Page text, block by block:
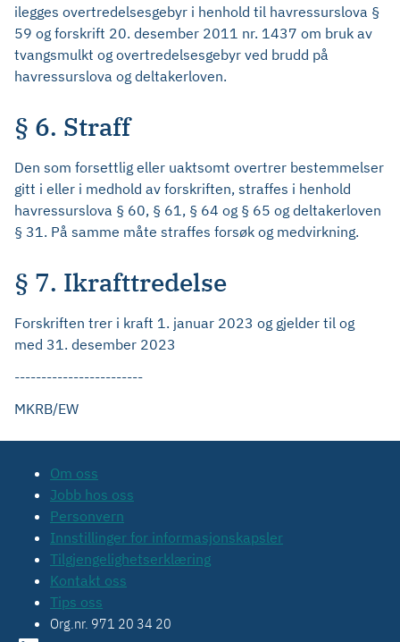
ilegges overtredelsesgebyr i henhold til havressurslova §
59 og forskrift 20. desember 2011 nr. 1437 om bruk av
tvangsmulkt og overtredelsesgebyr ved brudd på
havressurslova og deltakerloven.
§ 6. Straff
Den som forsettlig eller uaktsomt overtrer bestemmelser
gitt i eller i medhold av forskriften, straffes i henhold
havressurslova § 60, § 61, § 64 og § 65 og deltakerloven
§ 31. På samme måte straffes forsøk og medvirkning.
§ 7. Ikrafttredelse
Forskriften trer i kraft 1. januar 2023 og gjelder til og
med 31. desember 2023
------------------------
MKRB/EW
Om oss
Jobb hos oss
Personvern
Innstillinger for informasjonskapsler
Tilgjengelighetserklæring
Kontakt oss
Tips oss
Org.nr. 971 20 34 20